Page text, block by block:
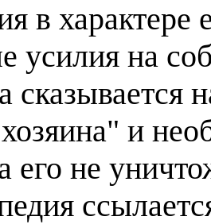
в характере
усилия на
сказывается
и
его не